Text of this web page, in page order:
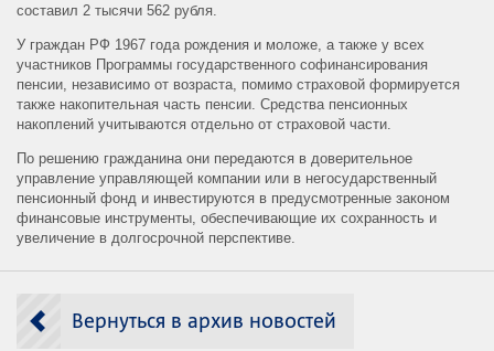
составил 2 тысячи 562 рубля.
У граждан РФ 1967 года рождения и моложе, а также у всех
участников Программы государственного софинансирования
пенсии, независимо от возраста, помимо страховой формируется
также накопительная часть пенсии. Средства пенсионных
накоплений учитываются отдельно от страховой части.
По решению гражданина они передаются в доверительное
управление управляющей компании или в негосударственный
пенсионный фонд и инвестируются в предусмотренные законом
финансовые инструменты, обеспечивающие их сохранность и
увеличение в долгосрочной перспективе.
Вернуться в архив новостей